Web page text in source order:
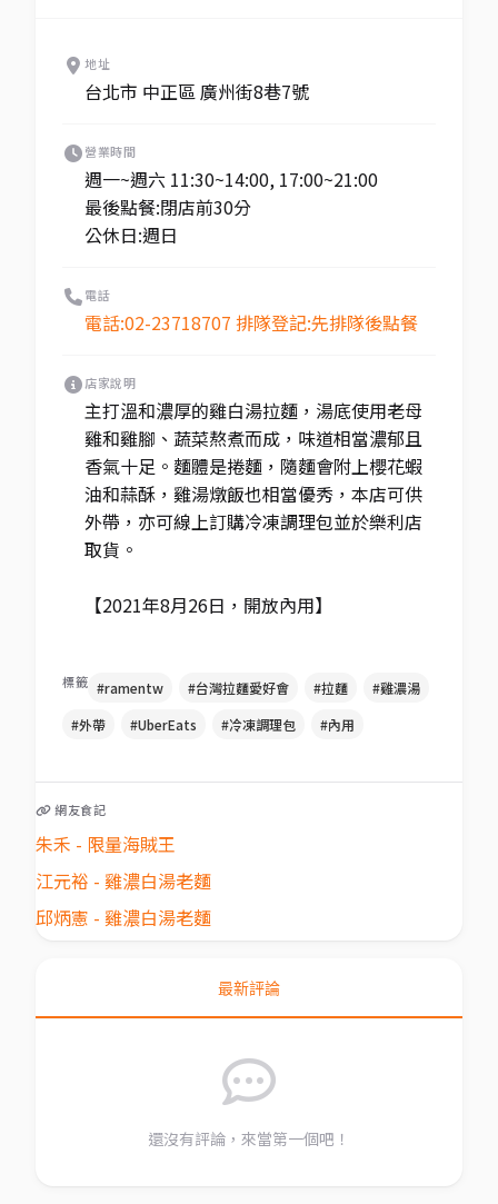
地址
台北市 中正區 廣州街8巷7號
營業時間
週一~週六 11:30~14:00, 17:00~21:00
最後點餐:閉店前30分
公休日:週日
電話
電話:02-23718707 排隊登記:先排隊後點餐
店家說明
主打溫和濃厚的雞白湯拉麵，湯底使用老母
雞和雞腳、蔬菜熬煮而成，味道相當濃郁且
香氣十足。麵體是捲麵，隨麵會附上櫻花蝦
油和蒜酥，雞湯燉飯也相當優秀，本店可供
外帶，亦可線上訂購冷凍調理包並於樂利店
取貨。
【2021年8月26日，開放內用】
標籤 #ramentw #台灣拉麵愛好會 #拉麵
#雞濃湯
#外帶
#UberEats #冷凍調理包 #內用
網友食記
朱禾 - 限量海賊王
江元裕 - 雞濃白湯老麵
邱炳憲 - 雞濃白湯老麵
最新評論
還沒有評論，來當第一個吧！